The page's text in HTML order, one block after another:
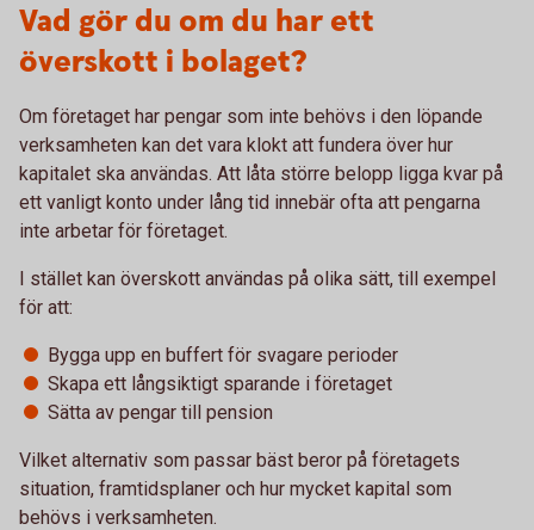
Vad gör du om du har ett
överskott i bolaget?
Om företaget har pengar som inte behövs i den löpande
verksamheten kan det vara klokt att fundera över hur
kapitalet ska användas. Att låta större belopp ligga kvar på
ett vanligt konto under lång tid innebär ofta att pengarna
inte arbetar för företaget.
I stället kan överskott användas på olika sätt, till exempel
för att:
Bygga upp en buffert för svagare perioder
Skapa ett långsiktigt sparande i företaget
Sätta av pengar till pension
Vilket alternativ som passar bäst beror på företagets
situation, framtidsplaner och hur mycket kapital som
behövs i verksamheten.